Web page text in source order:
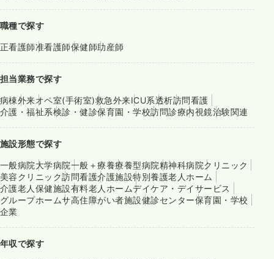
職種で探す
正看護師准看護師保健師助産師
担当業務で探す
病棟外来オペ室(手術室)救急外来ICU系透析訪問看護
介護・福祉系検診・健診保育園・学校訪問診療内視鏡治験関連
施設形態で探す
一般病院大学病院一般＋療養療養型病院精神科病院クリニック
美容クリニック訪問看護介護施設特別養護老人ホーム
介護老人保健施設有料老人ホームデイケア・デイサービス
グループホームサ高住障がい者施設健診センター保育園・学校
企業
年収で探す